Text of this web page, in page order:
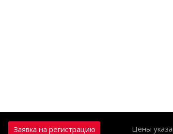
Заявка на регистрацию Цены